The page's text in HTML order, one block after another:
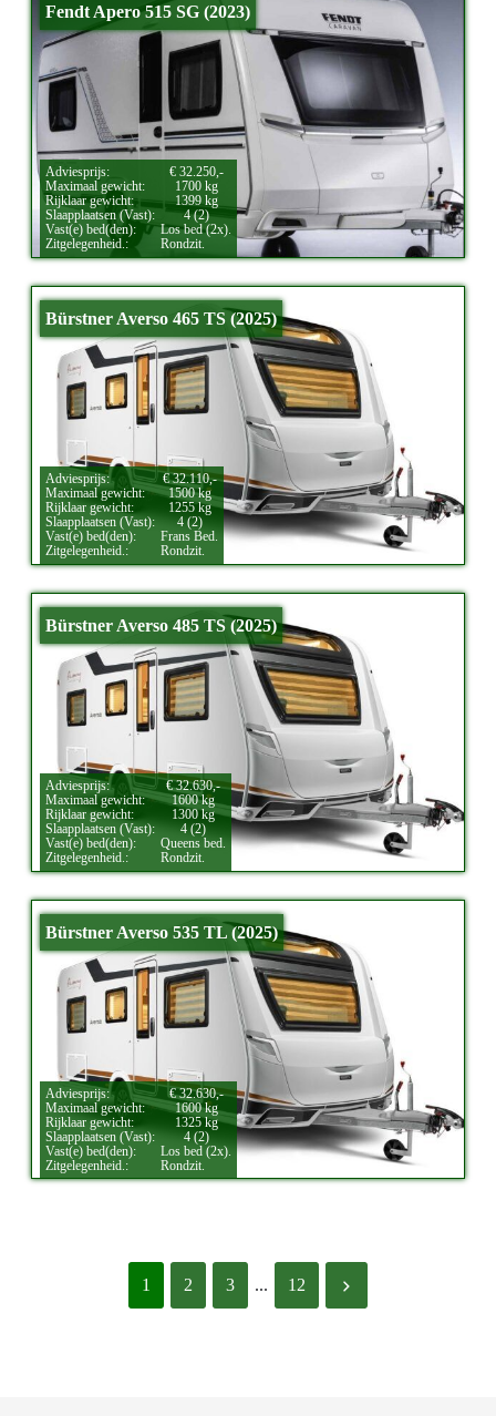
Fendt Apero 515 SG (2023)
Adviesprijs:
€ 32.250,-
Maximaal gewicht:
1700 kg
Rijklaar gewicht:
1399 kg
Slaapplaatsen (Vast):
4 (2)
Vast(e) bed(den):
Los bed (2x).
Zitgelegenheid.:
Rondzit.
Bürstner Averso 465 TS (2025)
Adviesprijs:
€ 32.110,-
Maximaal gewicht:
1500 kg
Rijklaar gewicht:
1255 kg
Slaapplaatsen (Vast):
4 (2)
Vast(e) bed(den):
Frans Bed.
Zitgelegenheid.:
Rondzit.
Bürstner Averso 485 TS (2025)
Adviesprijs:
€ 32.630,-
Maximaal gewicht:
1600 kg
Rijklaar gewicht:
1300 kg
Slaapplaatsen (Vast):
4 (2)
Vast(e) bed(den):
Queens bed.
Zitgelegenheid.:
Rondzit.
Bürstner Averso 535 TL (2025)
Adviesprijs:
€ 32.630,-
Maximaal gewicht:
1600 kg
Rijklaar gewicht:
1325 kg
Slaapplaatsen (Vast):
4 (2)
Vast(e) bed(den):
Los bed (2x).
Zitgelegenheid.:
Rondzit.
1 2 3 ... 12